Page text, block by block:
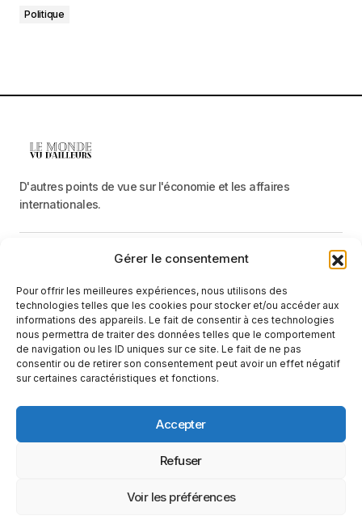
Gérer le consentement
Pour offrir les meilleures expériences, nous utilisons des
technologies telles que les cookies pour stocker et/ou accéder aux
informations des appareils. Le fait de consentir à ces technologies
nous permettra de traiter des données telles que le comportement
de navigation ou les ID uniques sur ce site. Le fait de ne pas
consentir ou de retirer son consentement peut avoir un effet négatif
sur certaines caractéristiques et fonctions.
Accepter
Refuser
Voir les préférences
Politique
D'autres points de vue sur l'économie et les affaires
internationales.
Catégories
Recevez une information neutre et factuelle
E-mail
En cliquant sur le bouton « S'abonner », vous confirmez que vous
avez lu et que vous acceptez notrepolitique de confidentialité
conditions d'utilisation.